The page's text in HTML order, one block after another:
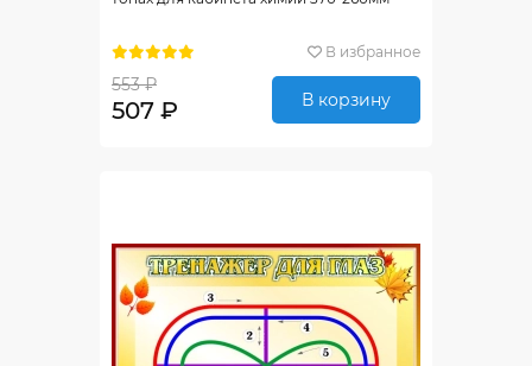
В избранное
553 ₽
507 ₽ В корзину